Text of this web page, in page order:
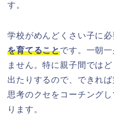
す。
学校がめんどくさい子に
を育てることです。一朝
ません。特に親子間では
出たりするので、できれ
思考のクセをコーチング
ります。